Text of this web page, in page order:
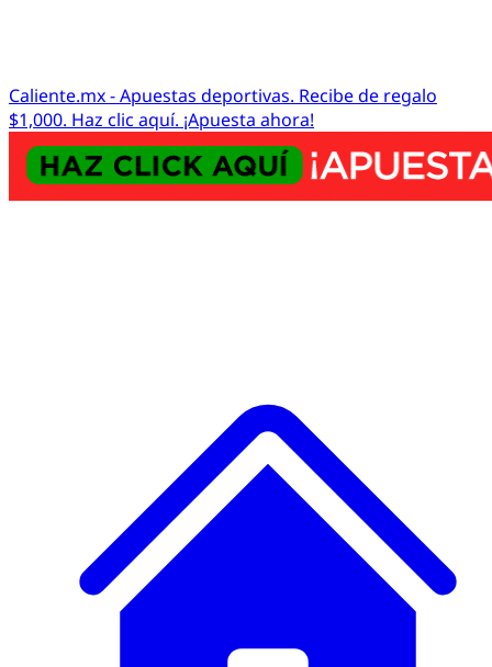
Caliente.mx - Apuestas deportivas. Recibe de regalo
$1,000. Haz clic aquí. ¡Apuesta ahora!